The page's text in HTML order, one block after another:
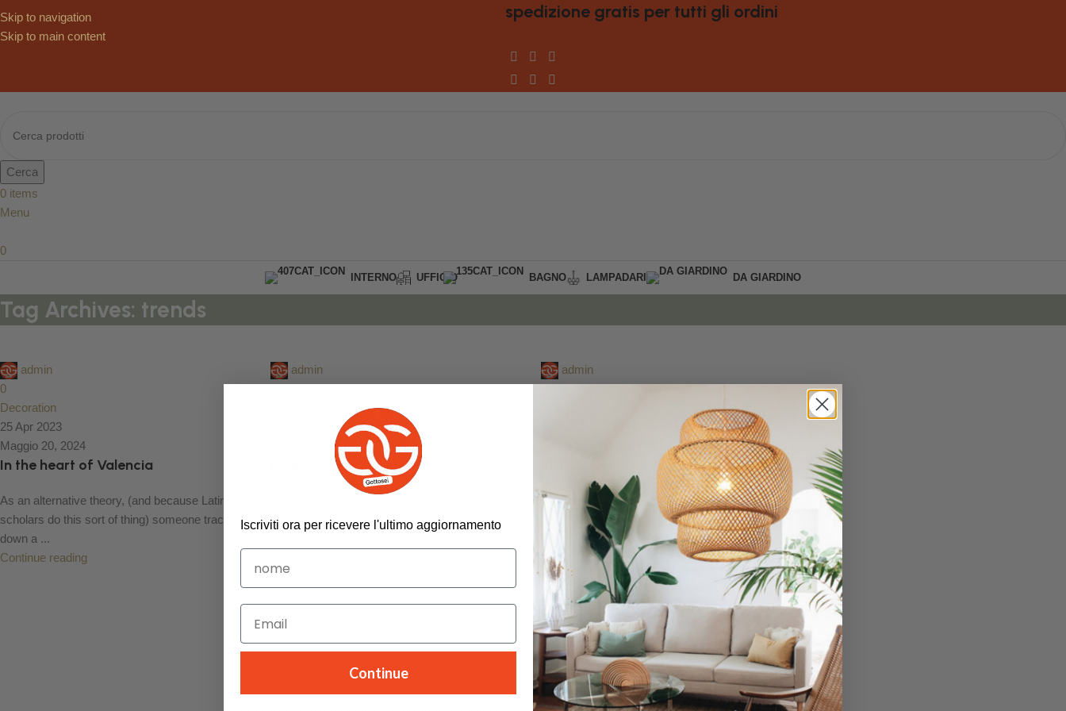
Skip to navigation
Skip to main content
spedizione gratis per tutti gli ordini
Cerca
0 items
Menu
0
INTERNO UFFICIO BAGNO LAMPADARI DA GIARDINO
Tag Archives: trends
admin
0
Decoration
25 Apr 2023
Maggio 20, 2024
In the heart of Valencia
As an alternative theory, (and because Latin
scholars do this sort of thing) someone tracked
down a ...
Continue reading
admin
0
Maggio 20, 2024
Ethimo mountain style
incoherent? According to McClintock, a 15th
admin
0
So when is it okay to use lorem ipsum? First,
lorem ipsum works well for staging. It’s like the
Continue reading
Iscriviti ora per ricevere l'ultimo aggiornamento
Continue